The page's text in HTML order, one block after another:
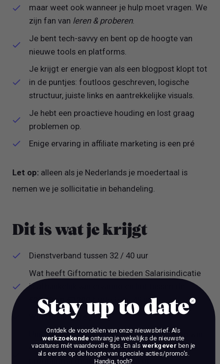
maar weet ook wanneer je hulp moet vragen. We
zijn fan van leren & proberen.
Je bent tech-savvy en bent op de hoogte van
nieuwe tools en platforms.
Je krijgt er energie van als een blogpost klopt tot
in de puntjes: foutloos geschreven, logische
structuur, juiste links en aantrekkelijke visuals.
Je hebt een proactieve houding en lost graag
problemen op.
Enige ervaring in affiliate marketing is een pré
Let op: alleen als je Nederlands je moedertaal is
nemen we je sollicitatie in behandeling.
Dit is wat je krijgt
Dienstverband tussen 32 / 40 uur
Wat heeft Giftomatic te bieden Salarisindicatie
is afhankelijk van ervaring en ligt tussen de
€2750 en €3200
bruto (obv 40 uur).
Winstdelingsregeling.
Unieke kans om zonder risico teprofiteren
de waardegroei van Giftomatic via ons SAR-
programma (risicovrije variant op
Stay up to date
Ontdek de voordelen van onze nieuwsbrief. Als
werkzoekendeontvang je wekelijks de nieuwste
vacatures mét waardevolle tips. En als werkgever ben je
als eerste op de hoogte van speciale acties/promo's.
Handig, toch?